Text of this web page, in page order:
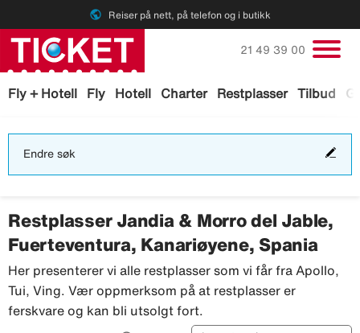
public Reiser på nett, på telefon og i butikk
Fly + Hotell Fly Hotell Charter Restplasser Tilbud
Ring oss på
21 49 39 00
Endre søk
Restplasser Jandia & Morro del Jable,
Fuerteventura, Kanariøyene, Spania
Her presenterer vi alle restplasser som vi får fra Apollo,
Tui, Ving. Vær oppmerksom på at restplasser er
ferskvare og kan bli utsolgt fort.